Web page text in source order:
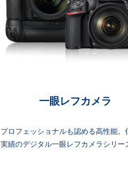
一眼レフカメラ
プロフェッショナルも認める高性能。
実績のデジタル一眼レフカメラシリー